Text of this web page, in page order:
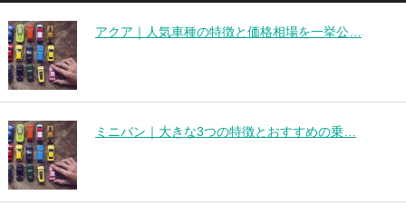
アクア｜人気車種の特徴と価格相場を一挙公…
ミニバン｜大きな3つの特徴とおすすめの乗…